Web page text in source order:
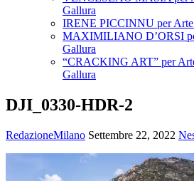
Gallura
IRENE PICCINNU per
MAXIMILIANO D’ORSI
Gallura
“CRACKING ART” per
Gallura
DJI_0330-HDR-2
RedazioneMilano Settembre 22, 2022